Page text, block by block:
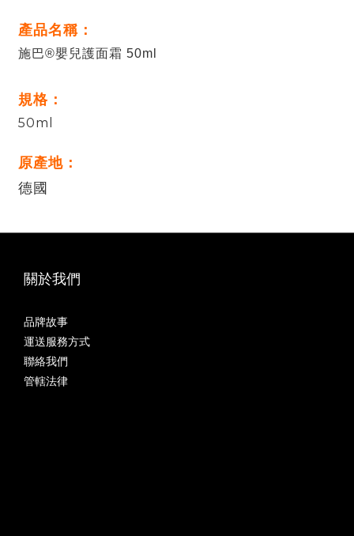
產品名稱：
施巴®嬰兒護面霜 50ml
規格：
50ml
原產地：
德國
關於我們
品牌故事
運送服務方式
聯絡我們
管轄法律